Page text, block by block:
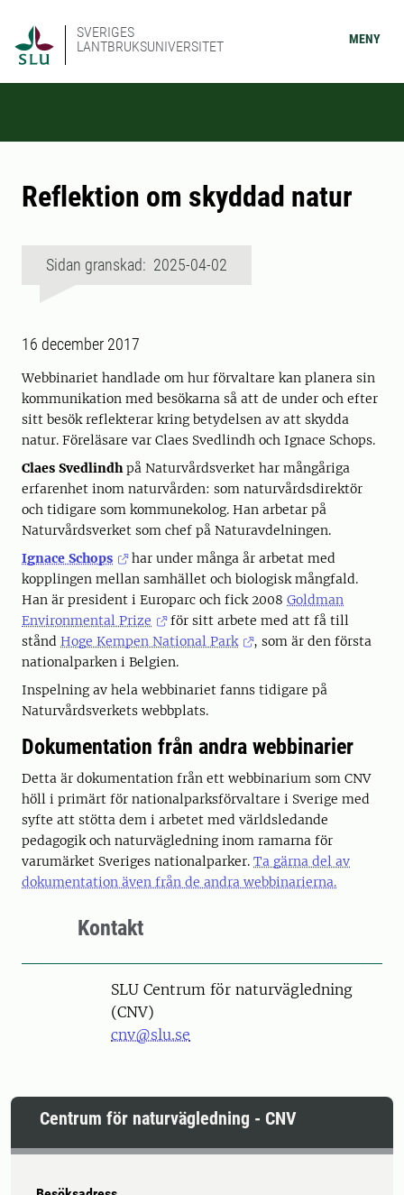
SVERIGES
LANTBRUKSUNIVERSITET
MENY
Reflektion om skyddad natur
Sidan granskad: 2025-04-02
16 december 2017
Webbinariet handlade om hur förvaltare kan planera sin
kommunikation med besökarna så att de under och efter
sitt besök reflekterar kring betydelsen av att skydda
natur. Föreläsare var Claes Svedlindh och Ignace Schops.
Claes Svedlindhpå Naturvårdsverket har mångåriga
erfarenhet inom naturvården: som naturvårdsdirektör
och tidigare som kommunekolog. Han arbetar på
Naturvårdsverket som chef på Naturavdelningen.
Ignace Schops
har under många år arbetat med
kopplingen mellan samhället och biologisk mångfald.
Han är president i Europarc och fick 2008 Goldman
Environmental Prize
för sitt arbete med att få till
stånd Hoge Kempen National Park
, som är den första
nationalparken i Belgien.
Inspelning av hela webbinariet fanns tidigare på
Naturvårdsverkets webbplats.
Dokumentation från andra webbinarier
Detta är dokumentation från ett webbinarium som CNV
höll i primärt för nationalparksförvaltare i Sverige med
syfte att stötta dem i arbetet med världsledande
pedagogik och naturvägledning inom ramarna för
varumärket Sveriges nationalparker. Ta gärna del av
dokumentation även från de andra webbinarierna.
Kontakt
SLU Centrum för naturvägledning
(CNV)
cnv@slu.se
Centrum för naturvägledning - CNV